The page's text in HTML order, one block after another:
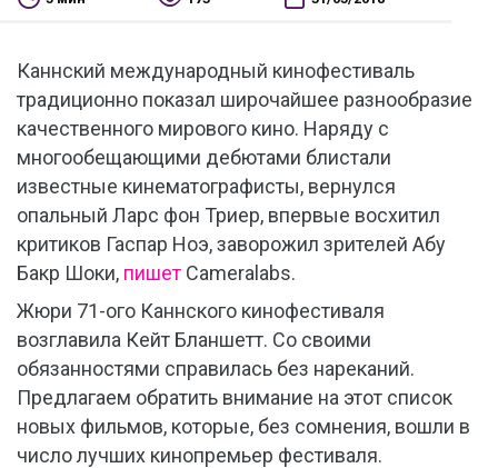
Каннский международный кинофестиваль
традиционно показал широчайшее разнообразие
качественного мирового кино. Наряду с
многообещающими дебютами блистали
известные кинематографисты, вернулся
опальный Ларс фон Триер, впервые восхитил
критиков Гаспар Ноэ, заворожил зрителей Абу
Бакр Шоки, пишет Cameralabs.
Жюри 71-ого Каннского кинофестиваля
возглавила Кейт Бланшетт. Со своими
обязанностями справилась без нареканий.
Предлагаем обратить внимание на этот список
новых фильмов, которые, без сомнения, вошли в
число лучших кинопремьер фестиваля.